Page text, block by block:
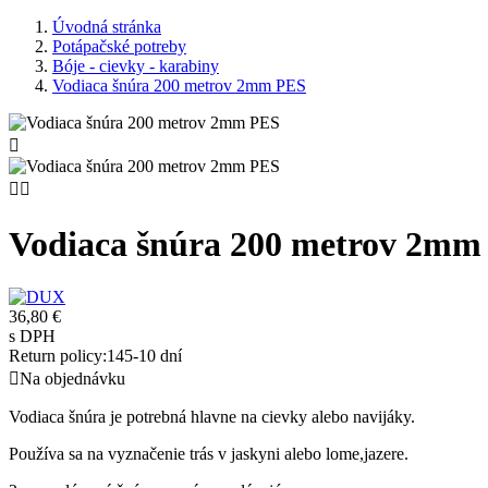
Úvodná stránka
Potápačské potreby
Bóje - cievky - karabiny
Vodiaca šnúra 200 metrov 2mm PES

 
Vodiaca šnúra 200 metrov 2mm
36,80 €
s DPH
Return policy:145-10 dní
Na objednávku
Vodiaca šnúra je potrebná hlavne na cievky alebo navijáky.
Používa sa na vyznačenie trás v jaskyni alebo lome,jazere.